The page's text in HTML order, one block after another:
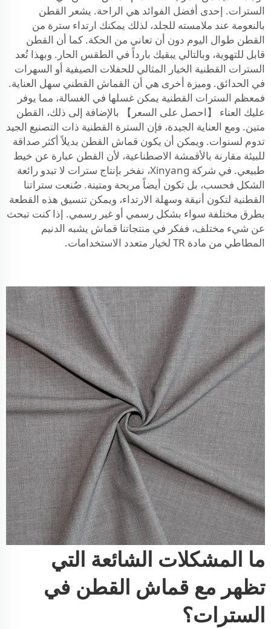
السترات. إحدى أفضل الفوائد هي الراحة. يشعر القطن
بالنعومة عند ملامسته للجلد، لذلك يمكنك ارتداء سترة من
القطن طوال اليوم دون أن تعاني من الحكة. كما أن القطن
قابل للتهوية، وبالتالي يبقيك بارداً في الطقس الحار. وبهذا تُعد
السترات القطنية الخيار المثالي للحفلات الصيفية أو السهرات
في الحدائق. وميزة أخرى هي أن القماش القطني سهل العناية.
فمعظم السترات القطنية يمكن غسلها في الغسالة، مما يوفر
عليك العناء 【احصل على السعر】 بالإضافة إلى ذلك، القطن
متين. ومع العناية الجيدة، فإن السترة القطنية ذات التصنيع الجيد
تدوم لسنوات. ويمكن أن يكون قماش القطن بديلاً أكثر صداقة
للبيئة مقارنة بالأقمشة الاصطناعية، لأن القطن عبارة عن خيط
طبيعي. في شركة Xinyang، نفخر بإنتاج سترات لا تبدو رائعة
الشكل فحسب، بل تكون أيضاً مريحة ومتينة. صُنعت ستراتنا
القطنية لتكون أنيقة وسهلة الارتداء، ويمكن تنسيق هذه القطعة
بطرق مختلفة سواء بشكل رسمي أو غير رسمي. إذا كنت تبحث
عن شيء مختلف، ففكر في منتجاتنا قماش يشبه الدنيم
المطاطي من مادة TR
لخيار متعدد الاستخدامات.
ما المشكلات الشائعة التي
تظهر مع قماش القطن في
السترات؟